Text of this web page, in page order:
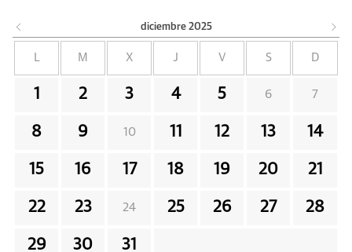
diciembre 2025
L M X J V S D
1 2 3 4 5 6 7
8 9 10 11 12 13 14
15 16 17 18 19 20 21
22 23 24 25 26 27 28
29 30 31